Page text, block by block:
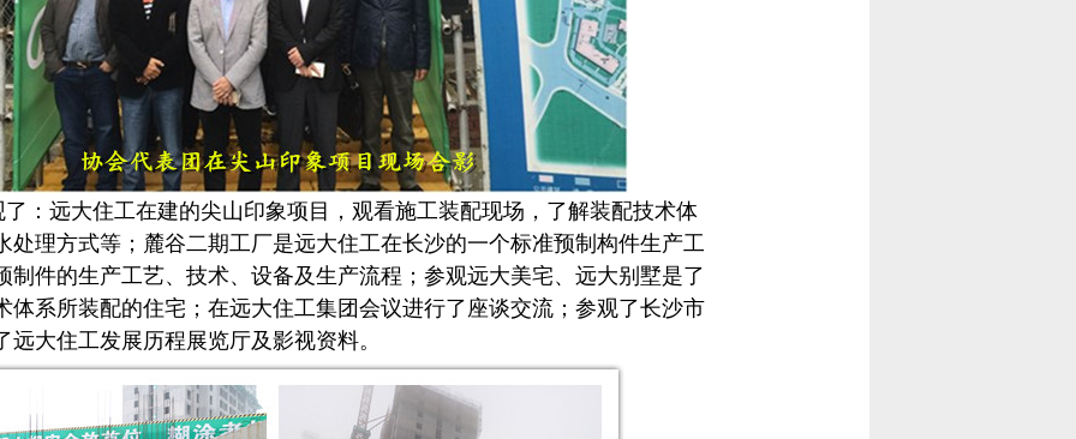
远大住工在建的尖山印象项目，观看施工装配现场，了解装配技术体
处理方式等；麓谷二期工厂是远大住工在长沙的一个标准预制构件生产工
制件的生产工艺、技术、设备及生产流程；参观远大美宅、远大别墅是了
体系所装配的住宅；在远大住工集团会议进行了座谈交流；参观了长沙市
远大住工发展历程展览厅及影视资料。